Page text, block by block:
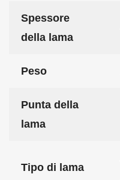
Spessore
della lama
Peso
Punta della
lama
Tipo di lama